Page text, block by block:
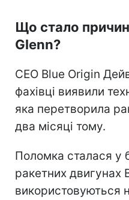
Що стало
Glenn?
CEO Blue Origin
фахівці виявили
яка перетворила
два місяці тому.
Поломка сталася у
ракетних двигунах
використовуються